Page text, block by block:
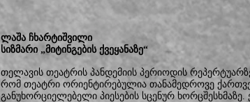
ლაშა ჩხარტიშვილი
სიზმარი „მიტინგების ქვეყანაზე“
თელავის თეატრის პანდემიის პერიოდის
რომ თეატრი ორიენტირებულია თანამედროვე
განუხორციელებელი პიესების სცენურ